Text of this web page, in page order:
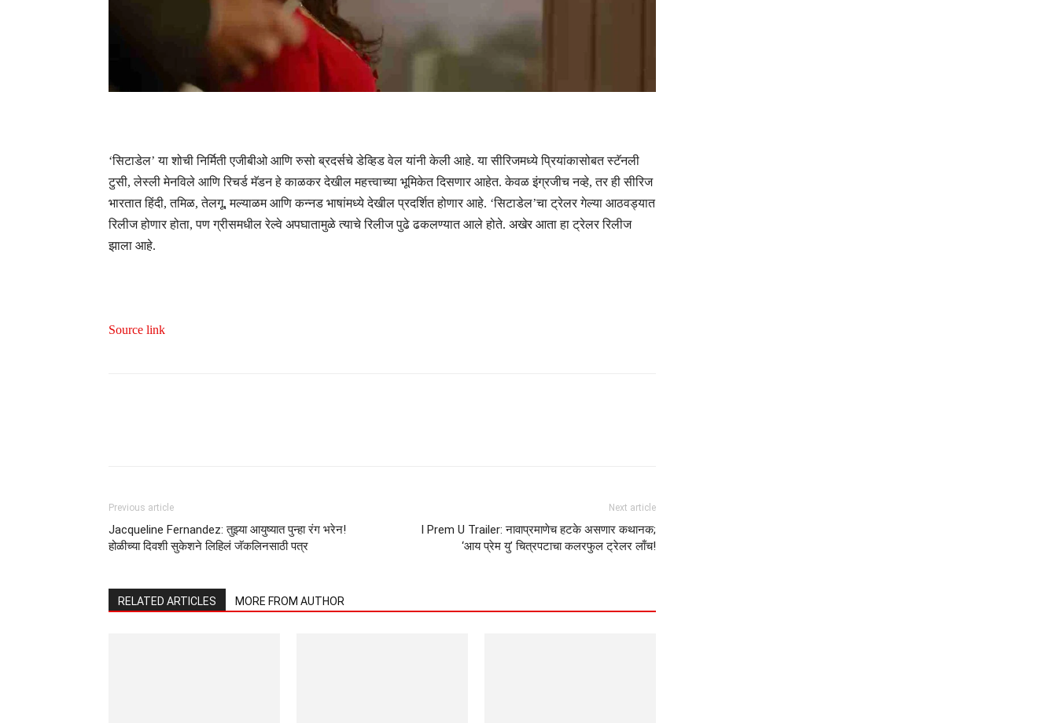
‘सिटाडेल’ या शोची निर्मिती एजीबीओ आणि रुसो ब्रदर्सचे डेव्हिड वेल यांनी केली आहे. या सीरिजमध्ये प्रियांकासोबत स्टॅनली
टुसी, लेस्ली मेनविले आणि रिचर्ड मॅडन हे काळकर देखील महत्त्वाच्या भूमिकेत दिसणार आहेत. केवळ इंग्रजीच नव्हे, तर ही सीरिज
भारतात हिंदी, तमिळ, तेलगू, मल्याळम आणि कन्नड भाषांमध्ये देखील प्रदर्शित होणार आहे. ‘सिटाडेल’चा ट्रेलर गेल्या आठवड्यात
रिलीज होणार होता, पण ग्रीसमधील रेल्वे अपघातामुळे त्याचे रिलीज पुढे ढकलण्यात आले होते. अखेर आता हा ट्रेलर रिलीज
झाला आहे.
Source link
Previous article
Jacqueline Fernandez: तुझ्या आयुष्यात पुन्हा रंग भरेन!
होळीच्या दिवशी सुकेशने लिहिलं जॅकलिनसाठी पत्र
Next article
I Prem U Trailer: नावाप्रमाणेच हटके असणार कथानक;
‘आय प्रेम यु’ चित्रपटाचा कलरफुल ट्रेलर लाँच!
RELATED ARTICLES MORE FROM AUTHOR